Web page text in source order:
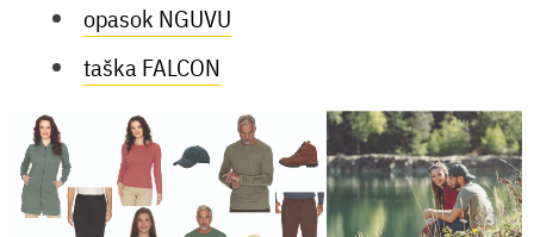
opasok NGUVU
taška FALCON